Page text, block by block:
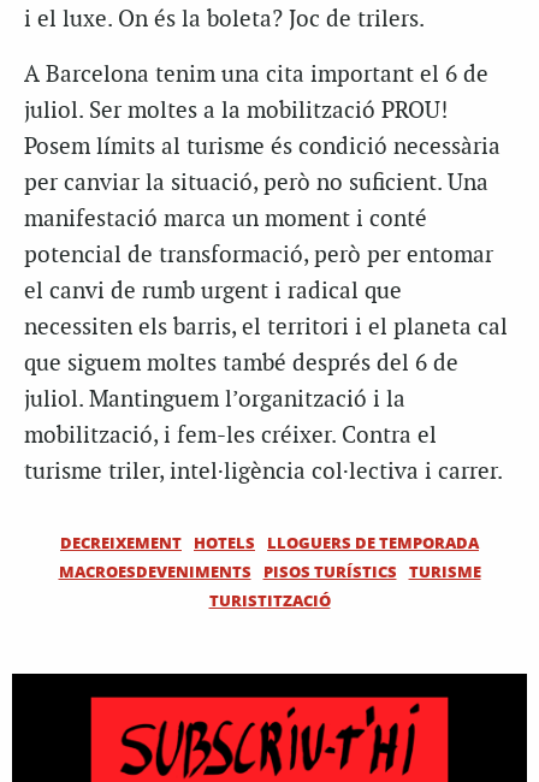
i el luxe. On és la boleta? Joc de trilers.
A Barcelona tenim una cita important el 6 de
juliol. Ser moltes a la mobilització PROU!
Posem límits al turisme és condició necessària
per canviar la situació, però no suficient. Una
manifestació marca un moment i conté
potencial de transformació, però per entomar
el canvi de rumb urgent i radical que
necessiten els barris, el territori i el planeta cal
que siguem moltes també després del 6 de
juliol. Mantinguem l’organització i la
mobilització, i fem-les créixer. Contra el
turisme triler, intel·ligència col·lectiva i carrer.
DECREIXEMENT HOTELS
LLOGUERS DE TEMPORADA
MACROESDEVENIMENTS
PISOS TURÍSTICS
TURISME
TURISTITZACIÓ